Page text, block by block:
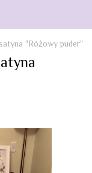
"Różowy puder"